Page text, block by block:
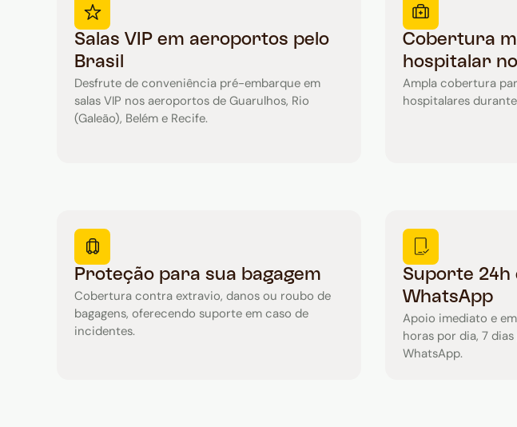
Salas VIP em aeroportos pelo
Brasil
Desfrute de conveniência pré-embarque em
salas VIP nos aeroportos de Guarulhos, Rio
(Galeão), Belém e Recife.
Cobertura
hospitalar
Ampla cobertura
hospitalares
Proteção para sua bagagem
Cobertura contra extravio, danos ou roubo de
bagagens, oferecendo suporte em caso de
incidentes.
Suporte 24h
WhatsApp
Apoio imediato e
horas por dia, 7
WhatsApp.